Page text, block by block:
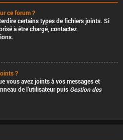
ce forum ?
certains types de fichiers joints. Si
à être chargé, contactez
?
vous avez joints à vos messages et
de l’utilisateur puis Gestion des